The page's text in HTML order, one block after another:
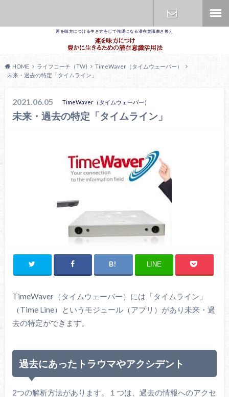
運を味方につける生き方をして強運になる潜在意識書き換え
HOME ライフコーチ（TW)
TimeWaver（タイムウェーバー）
未来・過去の特定「タイムライン」
2021.06.05 TimeWaver（タイムウェーバー）
未来・過去の特定「タイムライン」
LINE
TimeWaver（タイムウェーバー）には「タイムライン」
（Time Line）というモジュール（アプリ）があり未来・過
去の特定ができます。
過去にあったトラウマやアクシデント
2つの解析方法があります。１つは、過去の情報へのアクセ